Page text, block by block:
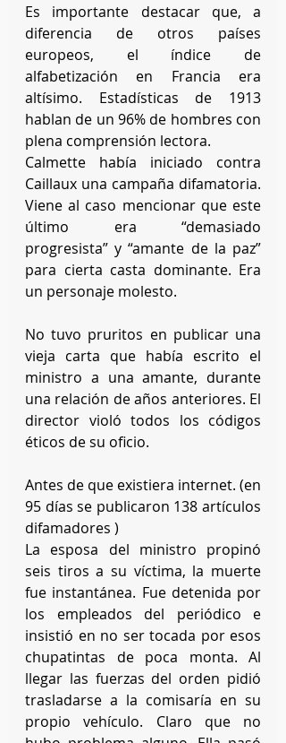
Es importante destacar que, a
diferencia de otros países
europeos, el índice de
alfabetización en Francia era
altísimo. Estadísticas de 1913
hablan de un 96% de hombres con
plena comprensión lectora.
Calmette había iniciado contra
Caillaux una campaña difamatoria.
Viene al caso mencionar que este
último era “demasiado
progresista” y “amante de la paz”
para cierta casta dominante. Era
un personaje molesto.
No tuvo pruritos en publicar una
vieja carta que había escrito el
ministro a una amante, durante
una relación de años anteriores. El
director violó todos los códigos
éticos de su oficio.
Antes de que existiera internet. (en
95 días se publicaron 138 artículos
difamadores )
La esposa del ministro propinó
seis tiros a su víctima, la muerte
fue instantánea. Fue detenida por
los empleados del periódico e
insistió en no ser tocada por esos
chupatintas de poca monta. Al
llegar las fuerzas del orden pidió
trasladarse a la comisaría en su
propio vehículo. Claro que no